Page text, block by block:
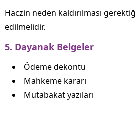
Haczin neden kaldırılması
edilmelidir.
5. Dayanak Belgeler
Ödeme dekontu
Mahkeme kararı
Mutabakat yazıları